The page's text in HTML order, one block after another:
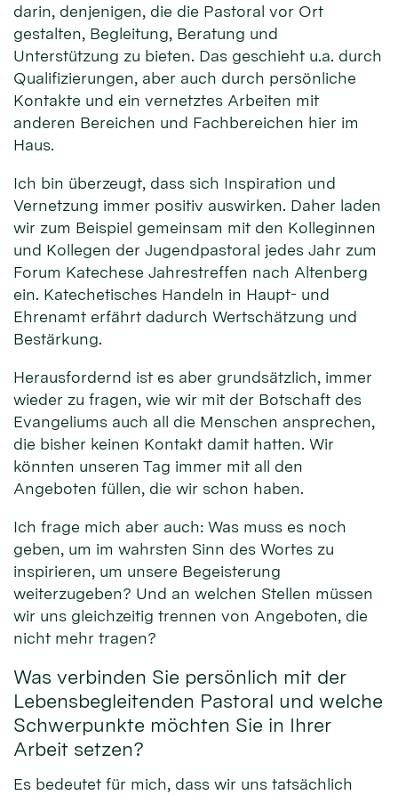
darin, denjenigen, die die Pastoral vor Ort
gestalten, Begleitung, Beratung und
Unterstützung zu bieten. Das geschieht u.a. durch
Qualifizierungen, aber auch durch persönliche
Kontakte und ein vernetztes Arbeiten mit
anderen Bereichen und Fachbereichen hier im
Haus.
Ich bin überzeugt, dass sich Inspiration und
Vernetzung immer positiv auswirken. Daher laden
wir zum Beispiel gemeinsam mit den Kolleginnen
und Kollegen der Jugendpastoral jedes Jahr zum
Forum Katechese Jahrestreffen nach Altenberg
ein. Katechetisches Handeln in Haupt- und
Ehrenamt erfährt dadurch Wertschätzung und
Bestärkung.
Herausfordernd ist es aber grundsätzlich, immer
wieder zu fragen, wie wir mit der Botschaft des
Evangeliums auch all die Menschen ansprechen,
die bisher keinen Kontakt damit hatten. Wir
könnten unseren Tag immer mit all den
Angeboten füllen, die wir schon haben.
Ich frage mich aber auch: Was muss es noch
geben, um im wahrsten Sinn des Wortes zu
inspirieren, um unsere Begeisterung
weiterzugeben? Und an welchen Stellen müssen
wir uns gleichzeitig trennen von Angeboten, die
nicht mehr tragen?
Was verbinden Sie persönlich mit der
Lebensbegleitenden Pastoral und welche
Schwerpunkte möchten Sie in Ihrer
Arbeit setzen?
Es bedeutet für mich, dass wir uns tatsächlich